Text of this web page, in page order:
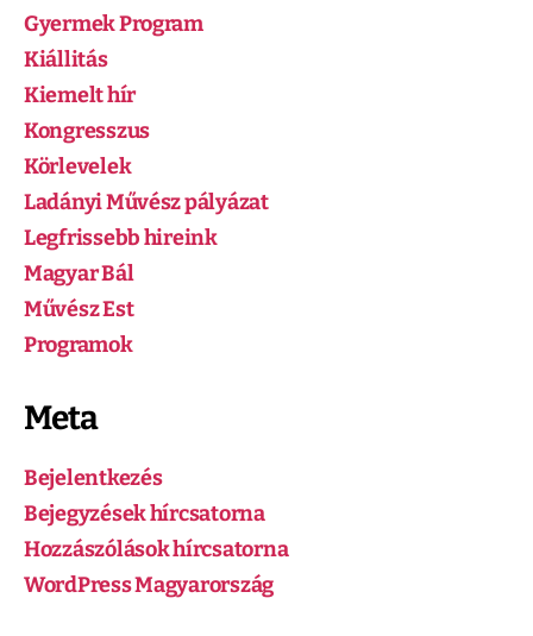
Gyermek Program
Kiállitás
Kiemelt hír
Kongresszus
Körlevelek
Ladányi Művész pályázat
Legfrissebb hireink
Magyar Bál
Művész Est
Programok
Meta
Bejelentkezés
Bejegyzések hírcsatorna
Hozzászólások hírcsatorna
WordPress Magyarország